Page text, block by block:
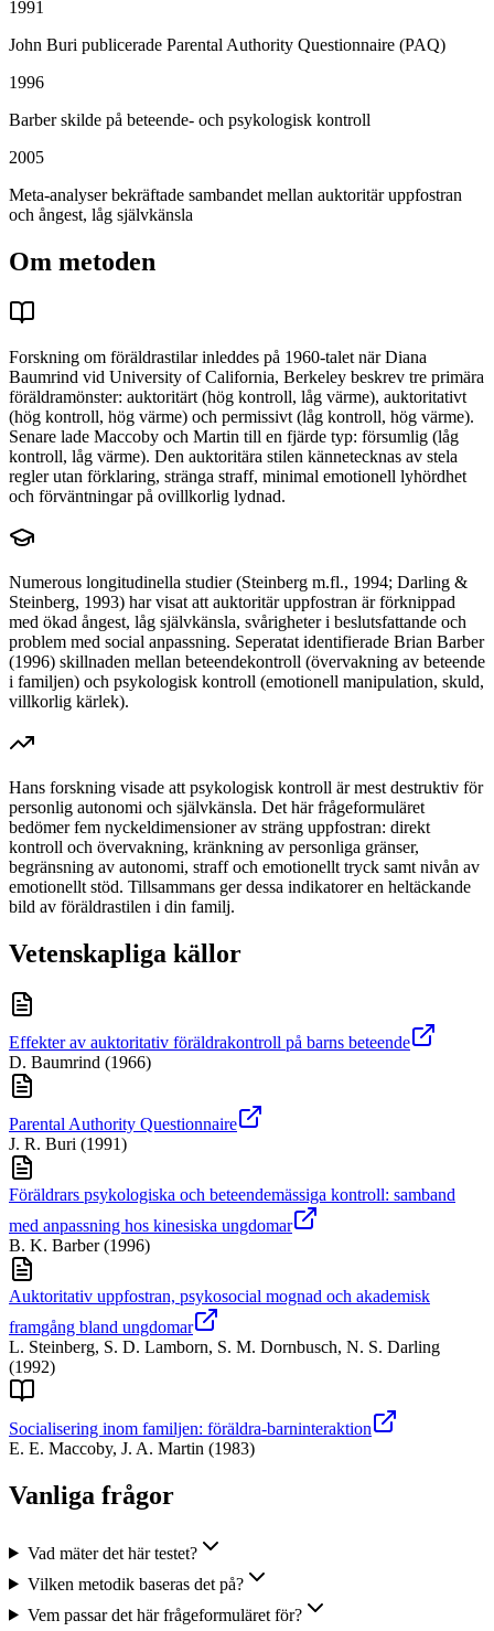
1991
John Buri publicerade Parental Authority Questionnaire (PAQ)
1996
Barber skilde på beteende- och psykologisk kontroll
2005
Meta-analyser bekräftade sambandet mellan auktoritär uppfostran
och ångest, låg självkänsla
Om metoden
Forskning om föräldrastilar inleddes på 1960-talet när Diana
Baumrind vid University of California, Berkeley beskrev tre primära
föräldramönster: auktoritärt (hög kontroll, låg värme), auktoritativt
(hög kontroll, hög värme) och permissivt (låg kontroll, hög värme).
Senare lade Maccoby och Martin till en fjärde typ: försumlig (låg
kontroll, låg värme). Den auktoritära stilen kännetecknas av stela
regler utan förklaring, stränga straff, minimal emotionell lyhördhet
och förväntningar på ovillkorlig lydnad.
Numerous longitudinella studier (Steinberg m.fl., 1994; Darling &
Steinberg, 1993) har visat att auktoritär uppfostran är förknippad
med ökad ångest, låg självkänsla, svårigheter i beslutsfattande och
problem med social anpassning. Seperatat identifierade Brian Barber
(1996) skillnaden mellan beteendekontroll (övervakning av beteende
i familjen) och psykologisk kontroll (emotionell manipulation, skuld,
villkorlig kärlek).
Hans forskning visade att psykologisk kontroll är mest destruktiv för
personlig autonomi och självkänsla. Det här frågeformuläret
bedömer fem nyckeldimensioner av sträng uppfostran: direkt
kontroll och övervakning, kränkning av personliga gränser,
begränsning av autonomi, straff och emotionellt tryck samt nivån av
emotionellt stöd. Tillsammans ger dessa indikatorer en heltäckande
bild av föräldrastilen i din familj.
Vetenskapliga källor
Effekter av auktoritativ föräldrakontroll på barns beteende
D. Baumrind (1966)
Parental Authority Questionnaire
J. R. Buri (1991)
Föräldrars psykologiska och beteendemässiga kontroll: samband
med anpassning hos kinesiska ungdomar
B. K. Barber(1996)
Auktoritativ uppfostran, psykosocial mognad och akademisk
framgång bland ungdomar
L. Steinberg, S. D. Lamborn, S. M. Dornbusch, N. S. Darling
(1992)
Socialisering inom familjen: föräldra-barninteraktion
E. E. Maccoby, J. A. Martin (1983)
Vanliga frågor
Vad mäter det här testet?
Vilken metodik baseras det på?
Vem passar det här frågeformuläret för?